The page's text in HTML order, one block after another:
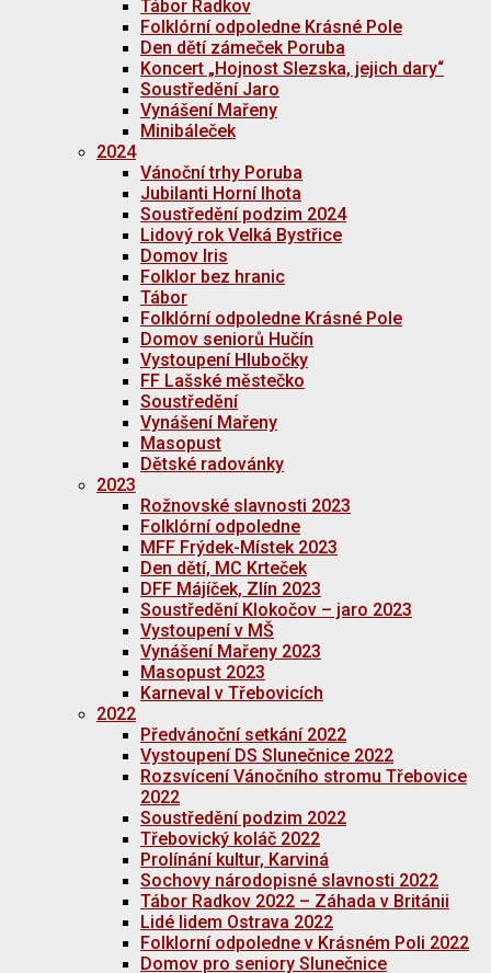
Tábor Radkov
Folklórní odpoledne Krásné Pole
Den dětí zámeček Poruba
Koncert „Hojnost Slezska, jejich dary“
Soustředění Jaro
Vynášení Mařeny
Minibáleček
2024
Vánoční trhy Poruba
Jubilanti Horní lhota
Soustředění podzim 2024
Lidový rok Velká Bystřice
Domov Iris
Folklor bez hranic
Tábor
Folklórní odpoledne Krásné Pole
Domov seniorů Hučín
Vystoupení Hlubočky
FF Lašské městečko
Soustředění
Vynášení Mařeny
Masopust
Dětské radovánky
2023
Rožnovské slavnosti 2023
Folklórní odpoledne
MFF Frýdek-Místek 2023
Den dětí, MC Krteček
DFF Májíček, Zlín 2023
Soustředění Klokočov – jaro 2023
Vystoupení v MŠ
Vynášení Mařeny 2023
Masopust 2023
Karneval v Třebovicích
2022
Předvánoční setkání 2022
Vystoupení DS Slunečnice 2022
Rozsvícení Vánočního stromu Třebovice
2022
Soustředění podzim 2022
Třebovický koláč 2022
Prolínání kultur, Karviná
Sochovy národopisné slavnosti 2022
Tábor Radkov 2022 – Záhada v Británii
Lidé lidem Ostrava 2022
Folklorní odpoledne v Krásném Poli 2022
Domov pro seniory Slunečnice